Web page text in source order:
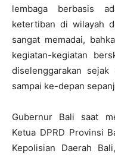
lembaga berbasis
ketertiban di wilayah
sangat memadai,
kegiatan-kegiatan
diselenggarakan
sampai ke-depan
Gubernur Bali saat
Ketua DPRD Provinsi
Kepolisian Daerah